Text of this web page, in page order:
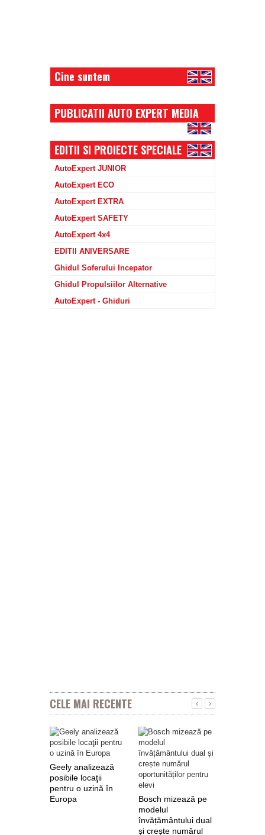
Cine suntem
PUBLICATII AUTO EXPERT MEDIA
EDITII SI PROIECTE SPECIALE
AutoExpert JUNIOR
AutoExpert ECO
AutoExpert EXTRA
AutoExpert SAFETY
AutoExpert 4x4
EDITII ANIVERSARE
Ghidul Soferului Incepator
Ghidul Propulsiilor Alternative
AutoExpert - Ghiduri
CELE MAI RECENTE
Geely analizează
posibile locaţii
pentru o uzină în
Europa
Bosch mizează pe
modelul
învățământului dual
și crește numărul